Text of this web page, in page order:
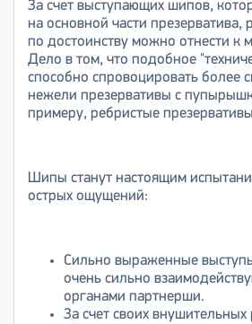
За счет выступающих шипов,
на основной части презерватива,
по достоинству можно отнести к
Дело в том, что подобное
способно спровоцировать более
нежели презервативы с
примеру, ребристые
Шипы станут настоящим
острых ощущений:
Сильно выраженные
очень сильно
органами партнерши.
За счет своих внушительных